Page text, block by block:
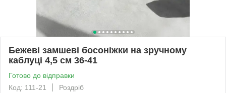
Бежеві замшеві босоніжки на зручному
каблуці 4,5 см 36-41
Готово до відправки
Код: 111-21
Роздріб